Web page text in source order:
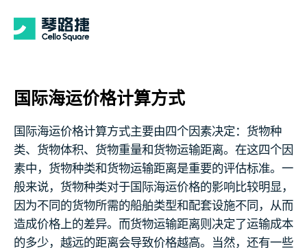
国际海运价格计算方式
国际海运价格计算方式主要由四个因素决定：货物种
类、货物体积、货物重量和货物运输距离。在这四个因
素中，货物种类和货物运输距离是重要的评估标准。一
般来说，货物种类对于国际海运价格的影响比较明显，
因为不同的货物所需的船舶类型和配套设施不同，从而
造成价格上的差异。而货物运输距离则决定了运输成本
的多少，越远的距离会导致价格越高。当然，还有一些